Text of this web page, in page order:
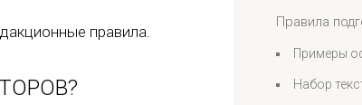
правила.
Правила
Примеры
Набор